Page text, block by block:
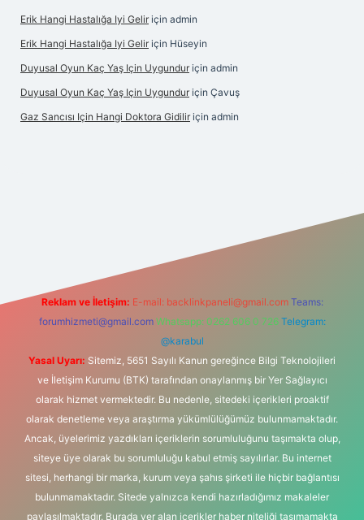
Erik Hangi Hastalığa Iyi Gelir için admin
Erik Hangi Hastalığa Iyi Gelir için Hüseyin
Duyusal Oyun Kaç Yaş Için Uygundur için admin
Duyusal Oyun Kaç Yaş Için Uygundur için Çavuş
Gaz Sancısı Için Hangi Doktora Gidilir için admin
Reklam ve İletişim: E-mail: backlinkpaneli@gmail.com Teams:
forumhizmeti@gmail.com Whatsapp: 0262 606 0 726 Telegram:
@karabul
Yasal Uyarı: Sitemiz, 5651 Sayılı Kanun gereğince Bilgi Teknolojileri
ve İletişim Kurumu (BTK) tarafından onaylanmış bir Yer Sağlayıcı
olarak hizmet vermektedir. Bu nedenle, sitedeki içerikleri proaktif
olarak denetleme veya araştırma yükümlülüğümüz bulunmamaktadır.
Ancak, üyelerimiz yazdıkları içeriklerin sorumluluğunu taşımakta olup,
siteye üye olarak bu sorumluluğu kabul etmiş sayılırlar. Bu internet
sitesi, herhangi bir marka, kurum veya şahıs şirketi ile hiçbir bağlantısı
bulunmamaktadır. Sitede yalnızca kendi hazırladığımız makaleler
paylaşılmaktadır. Burada yer alan içerikler haber niteliği taşımamakta